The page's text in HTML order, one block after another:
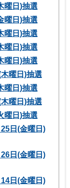
曜日)抽選
曜日)抽選
曜日)抽選
曜日)抽選
曜日)抽選
曜日)抽選
曜日)抽選
曜日)抽選
曜日)抽選
日(金曜日)
日(金曜日)
日(金曜日)